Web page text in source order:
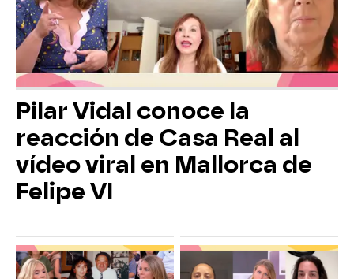
Pilar Vidal conoce la
reacción de Casa Real al
vídeo viral en Mallorca de
Felipe VI